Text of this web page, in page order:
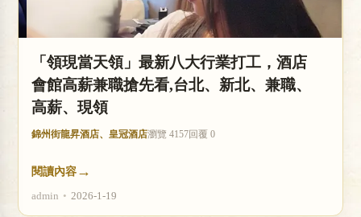
「領現當天領」最新八大行業打工，酒店
會館高薪兼職搶先看,台北、新北、兼職、
高薪、現領
錦州街龍昇酒店、皇冠酒店瀏覽 4157回覆 0
閱讀內容 →
admin • 2026-1-19